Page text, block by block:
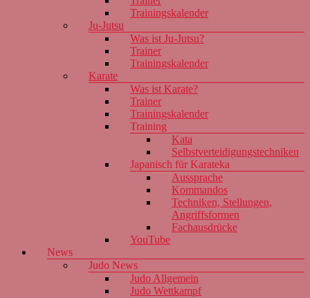
Trainingskalender
Ju-Jutsu
Was ist Ju-Jutsu?
Trainer
Trainingskalender
Karate
Was ist Karate?
Trainer
Trainingskalender
Training
Kata
Selbstverteidigungstechniken
Japanisch für Karateka
Aussprache
Kommandos
Techniken, Stellungen,
Angriffsformen
Fachausdrücke
YouTube
News
Judo News
Judo Allgemein
Judo Wettkampf